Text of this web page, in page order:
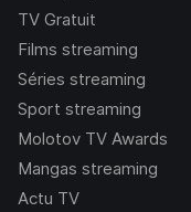
TV Gratuit
Films streaming
Séries streaming
Sport streaming
Molotov TV Awards
Mangas streaming
Actu TV